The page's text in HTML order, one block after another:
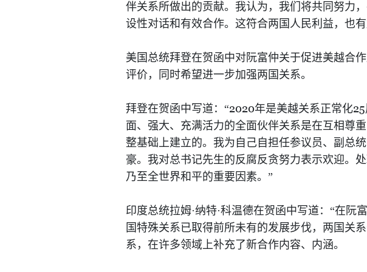
伴关系所做出的贡献。我认为，我们将共同努力
设性对话和有效合作。这符合两国人民利益，也
美国总统拜登在贺函中对阮富仲关于促进美越合
评价，同时希望进一步加强两国关系。
拜登在贺函中写道：“2020年是美越关系正常化25
面、强大、充满活力的全面伙伴关系是在互相尊
整基础上建立的。我为自己自担任参议员、副总
豪。我对总书记先生的反腐反贪努力表示欢迎。
乃至全世界和平的重要因素。”
印度总统拉姆·纳特·科温德在贺函中写道：“在阮
国特殊关系已取得前所未有的发展步伐，两国关
系，在许多领域上补充了新合作内容、内涵。